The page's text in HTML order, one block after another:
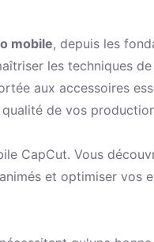
mobile, depuis les
les techniques
aux accessoires
de vos
CapCut. Vous
et optimiser vos